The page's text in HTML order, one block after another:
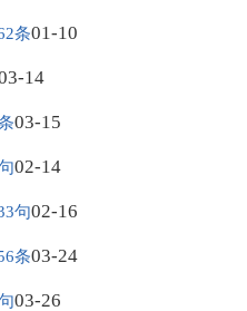
条01-10
14
03-15
02-14
句02-16
条03-24
03-26